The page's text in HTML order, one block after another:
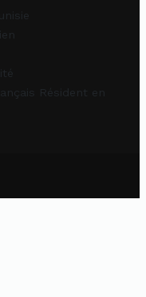
Résident en